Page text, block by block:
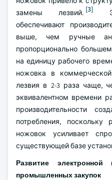
замены лезвий. [3]
обеспечивают
выше, чем ручные
пропорционально
на единицу рабочего
ножовка в коммерческой
лезвия в 2-3 раза чаще,
эквивалентном времени
производительности
потребления, поскольку
ножовок усиливает
существующей базе
Развитие
промышленных закупок